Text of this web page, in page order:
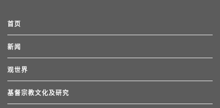
首页
新闻
观世界
基督宗教文化及研究